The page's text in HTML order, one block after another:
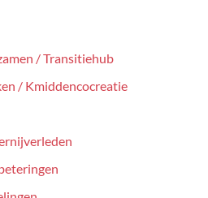
/ Transitiehub
/ Kmiddencocreatie